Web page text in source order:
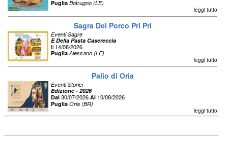
Puglia Botrugno (LE)
leggi tutto
Sagra Del Porco Pri Pri
Eventi Sagre
E Della Pasta Casereccia
Il 14/08/2026
Puglia Alessano (LE)
leggi tutto
Palio di Oria
Eventi Storici
Edizione - 2026
Dal 30/07/2026 Al 10/08/2026
Puglia Oria (BR)
leggi tutto